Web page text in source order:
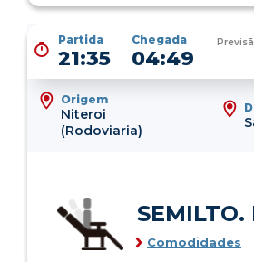
Partida
21:35
Chegada
04:49
Origem
Niteroi
(Rodoviaria)
SEMILTO.
Comodidades